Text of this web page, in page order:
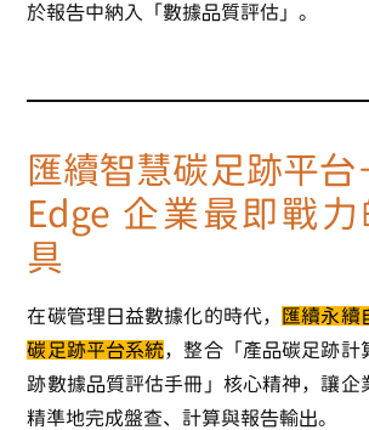
於報告中納入「數據品質評估」。
匯續智慧碳足跡平
Edge 企業最即戰
具
在碳管理日益數據化的時代，
匯續永續
碳足跡平台系統，整合「產品碳足跡計
跡數據品質評估手冊」核心精神，讓企
精準地完成盤查、計算與報告輸出。